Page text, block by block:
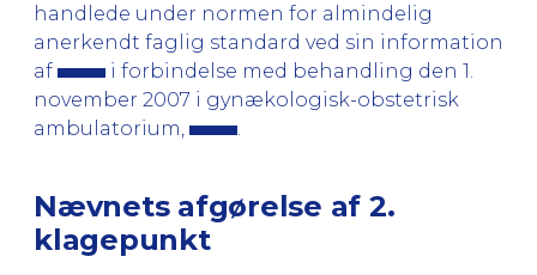
handlede under normen for almindelig
anerkendt faglig standard ved sin information
af
i forbindelse med behandling den 1.
november 2007 i gynækologisk-obstetrisk
ambulatorium,
Nævnets afgørelse af 2.
klagepunkt